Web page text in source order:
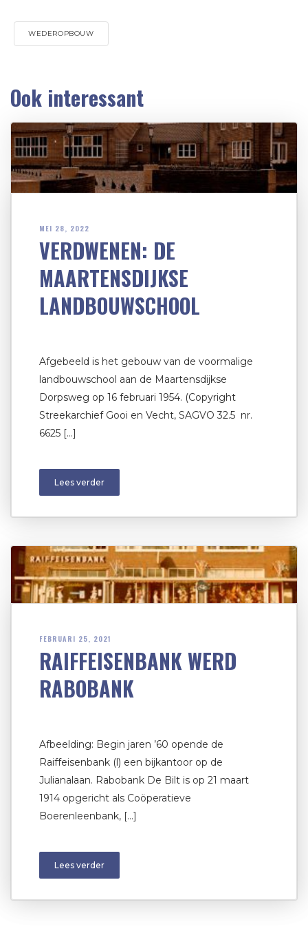
WEDEROPBOUW
Ook interessant
MEI 28, 2022
VERDWENEN: DE
MAARTENSDIJKSE
LANDBOUWSCHOOL
Afgebeeld is het gebouw van de voormalige
landbouwschool aan de Maartensdijkse
Dorpsweg op 16 februari 1954. (Copyright
Streekarchief Gooi en Vecht, SAGVO 32.5 nr.
6625 […]
Lees verder
FEBRUARI 25, 2021
RAIFFEISENBANK WERD
RABOBANK
Afbeelding: Begin jaren ’60 opende de
Raiffeisenbank (l) een bijkantoor op de
Julianalaan. Rabobank De Bilt is op 21 maart
1914 opgericht als Coöperatieve
Boerenleenbank, […]
Lees verder